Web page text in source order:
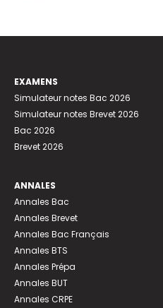
EXAMENS
Simulateur notes Bac 2026
Simulateur notes Brevet 2026
Bac 2026
Brevet 2026
ANNALES
Annales Bac
Annales Brevet
Annales Bac Français
Annales BTS
Annales Prépa
Annales BUT
Annales CRPE